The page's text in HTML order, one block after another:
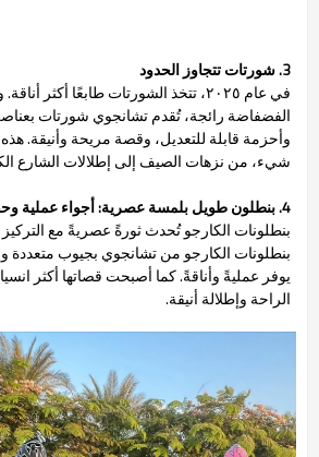
3. شورتات تتجاوز الحدود
في عام ٢٠٢٥، تتخذ الشورتات طابعًا أكثر
الفضفاضة رائجة، تُقدم تشانجوي شورتات
وأحزمة قابلة للتعديل، وقصة مريحة وأنيقة.
شيء، من نزهات الصيف إلى إطلالات الشارع
4. بنطلون طويل بلمسة عصرية: أجواء عملية وحقيبة ظهر
بنطلونات الكارجو تُحدث ثورةً عصريةً مع التركيز
بنطلونات الكارجو من تشانجوي بجيوب متعددة
يوفر عمليةً وأناقةً. كما أصبحت قصاتها أكثر
الراحة وإطلالة أنيقة.